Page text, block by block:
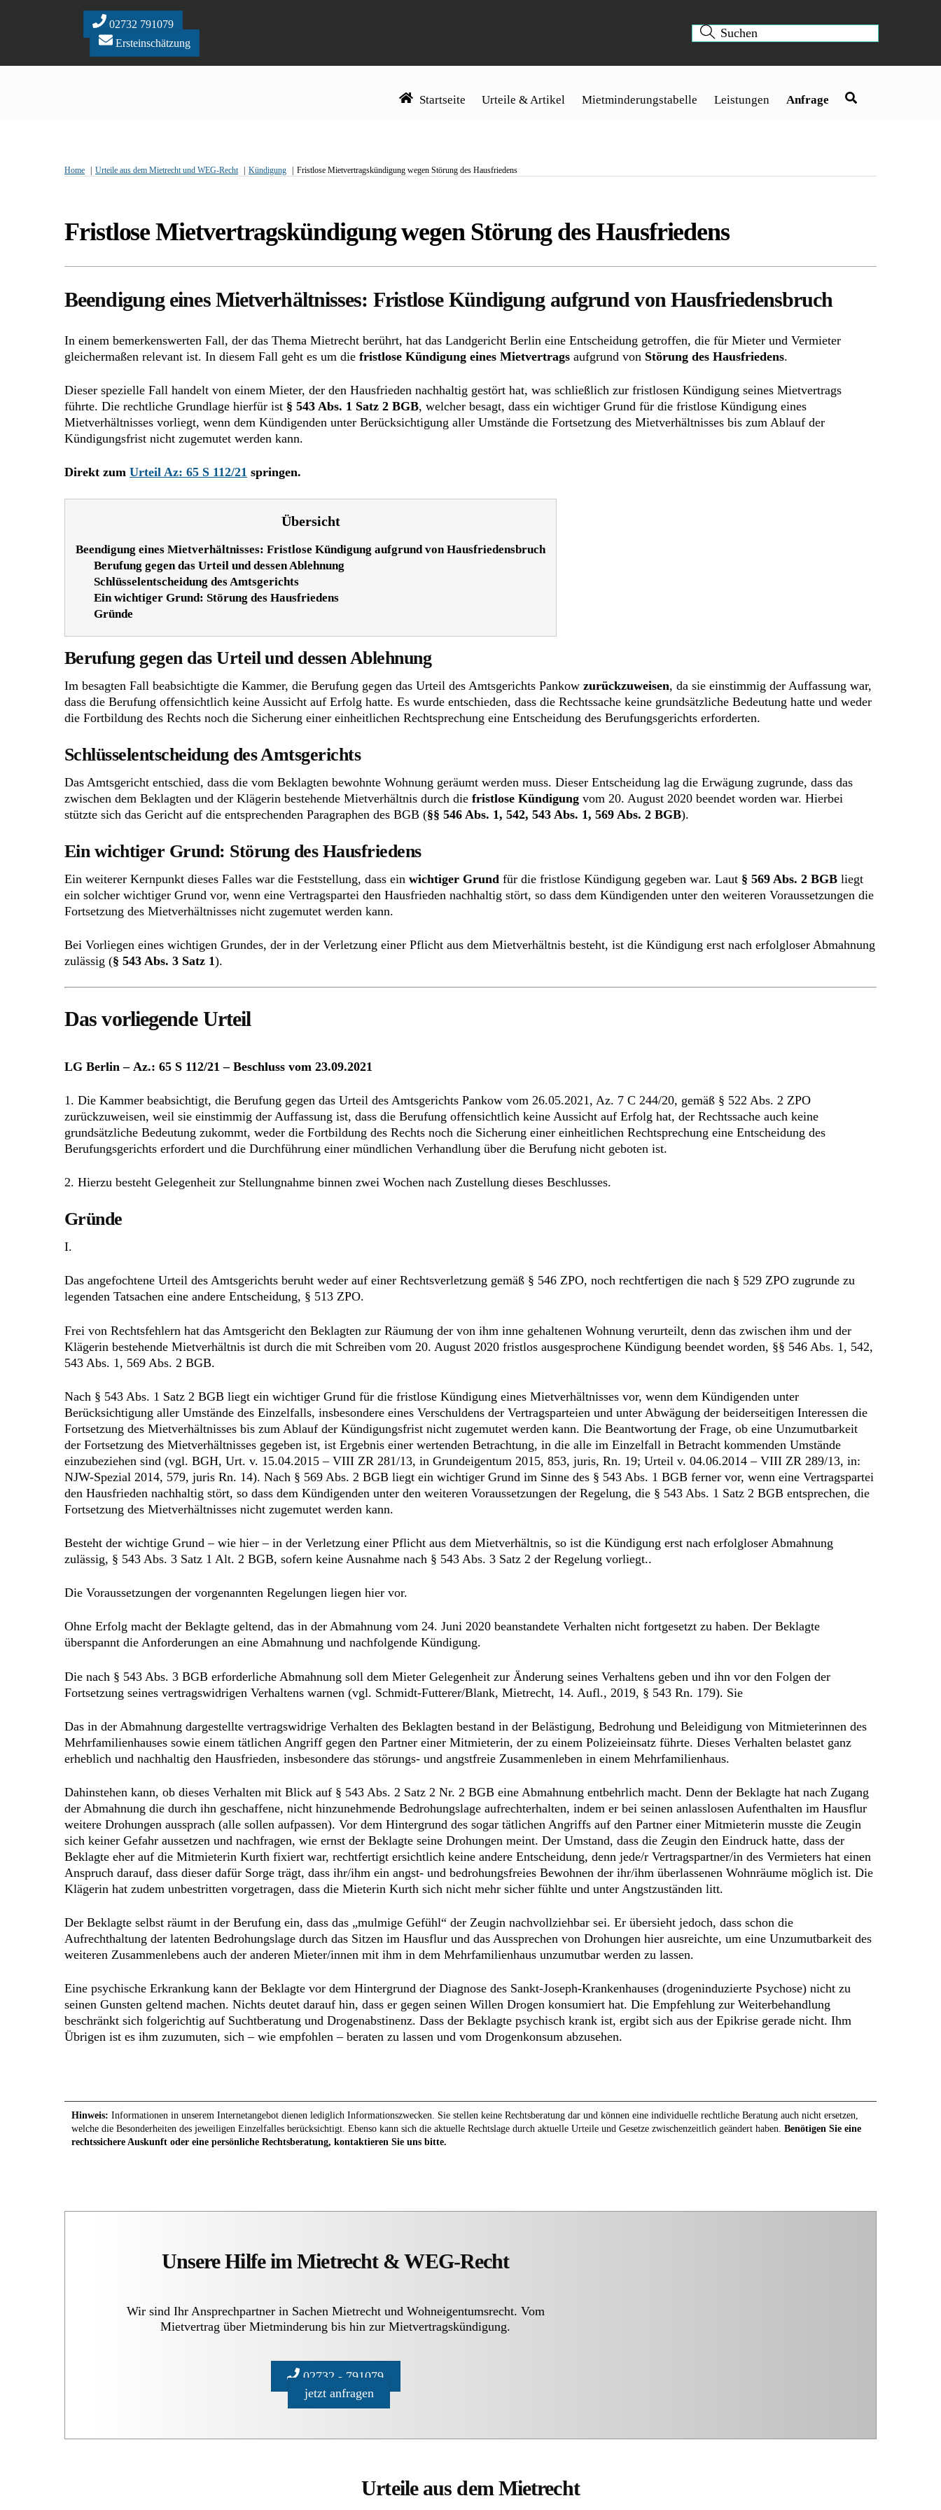
02732 791079
Ersteinschätzung
Startseite Urteile & Artikel Mietminderungstabelle Leistungen Anfrage
Home Urteile aus dem Mietrecht und WEG-Recht Kündigung Fristlose Mietvertragskündigung wegen Störung des Hausfriedens
Fristlose Mietvertragskündigung wegen Störung des Hausfriedens
Beendigung eines Mietverhältnisses: Fristlose Kündigung aufgrund von Hausfriedensbruch
In einem bemerkenswerten Fall, der das Thema Mietrecht berührt, hat das Landgericht Berlin eine Entscheidung getroffen, die für Mieter und Vermieter
gleichermaßen relevant ist. In diesem Fall geht es um die fristlose Kündigung eines Mietvertrags aufgrund von Störung des Hausfriedens.
Dieser spezielle Fall handelt von einem Mieter, der den Hausfrieden nachhaltig gestört hat, was schließlich zur fristlosen Kündigung seines Mietvertrags
führte. Die rechtliche Grundlage hierfür ist § 543 Abs. 1 Satz 2 BGB, welcher besagt, dass ein wichtiger Grund für die fristlose Kündigung eines
Mietverhältnisses vorliegt, wenn dem Kündigenden unter Berücksichtigung aller Umstände die Fortsetzung des Mietverhältnisses bis zum Ablauf der
Kündigungsfrist nicht zugemutet werden kann.
Direkt zum Urteil Az: 65 S 112/21 springen.
Übersicht
Beendigung eines Mietverhältnisses: Fristlose Kündigung aufgrund von Hausfriedensbruch
Berufung gegen das Urteil und dessen Ablehnung
Schlüsselentscheidung des Amtsgerichts
Ein wichtiger Grund: Störung des Hausfriedens
Gründe
Berufung gegen das Urteil und dessen Ablehnung
Im besagten Fall beabsichtigte die Kammer, die Berufung gegen das Urteil des Amtsgerichts Pankow zurückzuweisen, da sie einstimmig der Auffassung war,
dass die Berufung offensichtlich keine Aussicht auf Erfolg hatte. Es wurde entschieden, dass die Rechtssache keine grundsätzliche Bedeutung hatte und weder
die Fortbildung des Rechts noch die Sicherung einer einheitlichen Rechtsprechung eine Entscheidung des Berufungsgerichts erforderten.
Schlüsselentscheidung des Amtsgerichts
Das Amtsgericht entschied, dass die vom Beklagten bewohnte Wohnung geräumt werden muss. Dieser Entscheidung lag die Erwägung zugrunde, dass das
zwischen dem Beklagten und der Klägerin bestehende Mietverhältnis durch die fristlose Kündigung vom 20. August 2020 beendet worden war. Hierbei
stützte sich das Gericht auf die entsprechenden Paragraphen des BGB (§§ 546 Abs. 1, 542, 543 Abs. 1, 569 Abs. 2 BGB).
Ein wichtiger Grund: Störung des Hausfriedens
Ein weiterer Kernpunkt dieses Falles war die Feststellung, dass ein wichtiger Grund für die fristlose Kündigung gegeben war. Laut § 569 Abs. 2 BGB liegt
ein solcher wichtiger Grund vor, wenn eine Vertragspartei den Hausfrieden nachhaltig stört, so dass dem Kündigenden unter den weiteren Voraussetzungen die
Fortsetzung des Mietverhältnisses nicht zugemutet werden kann.
Bei Vorliegen eines wichtigen Grundes, der in der Verletzung einer Pflicht aus dem Mietverhältnis besteht, ist die Kündigung erst nach erfolgloser Abmahnung
zulässig (§ 543 Abs. 3 Satz 1).
Das vorliegende Urteil
LG Berlin – Az.: 65 S 112/21 – Beschluss vom 23.09.2021
1. Die Kammer beabsichtigt, die Berufung gegen das Urteil des Amtsgerichts Pankow vom 26.05.2021, Az. 7 C 244/20, gemäß § 522 Abs. 2 ZPO
zurückzuweisen, weil sie einstimmig der Auffassung ist, dass die Berufung offensichtlich keine Aussicht auf Erfolg hat, der Rechtssache auch keine
grundsätzliche Bedeutung zukommt, weder die Fortbildung des Rechts noch die Sicherung einer einheitlichen Rechtsprechung eine Entscheidung des
Berufungsgerichts erfordert und die Durchführung einer mündlichen Verhandlung über die Berufung nicht geboten ist.
2. Hierzu besteht Gelegenheit zur Stellungnahme binnen zwei Wochen nach Zustellung dieses Beschlusses.
Gründe
I.
Das angefochtene Urteil des Amtsgerichts beruht weder auf einer Rechtsverletzung gemäß § 546 ZPO, noch rechtfertigen die nach § 529 ZPO zugrunde zu
legenden Tatsachen eine andere Entscheidung, § 513 ZPO.
Frei von Rechtsfehlern hat das Amtsgericht den Beklagten zur Räumung der von ihm inne gehaltenen Wohnung verurteilt, denn das zwischen ihm und der
Klägerin bestehende Mietverhältnis ist durch die mit Schreiben vom 20. August 2020 fristlos ausgesprochene Kündigung beendet worden, §§ 546 Abs. 1, 542,
543 Abs. 1, 569 Abs. 2 BGB.
Nach § 543 Abs. 1 Satz 2 BGB liegt ein wichtiger Grund für die fristlose Kündigung eines Mietverhältnisses vor, wenn dem Kündigenden unter
Berücksichtigung aller Umstände des Einzelfalls, insbesondere eines Verschuldens der Vertragsparteien und unter Abwägung der beiderseitigen Interessen die
Fortsetzung des Mietverhältnisses bis zum Ablauf der Kündigungsfrist nicht zugemutet werden kann. Die Beantwortung der Frage, ob eine Unzumutbarkeit
der Fortsetzung des Mietverhältnisses gegeben ist, ist Ergebnis einer wertenden Betrachtung, in die alle im Einzelfall in Betracht kommenden Umstände
einzubeziehen sind (vgl. BGH, Urt. v. 15.04.2015 – VIII ZR 281/13, in Grundeigentum 2015, 853, juris, Rn. 19; Urteil v. 04.06.2014 – VIII ZR 289/13, in:
NJW-Spezial 2014, 579, juris Rn. 14). Nach § 569 Abs. 2 BGB liegt ein wichtiger Grund im Sinne des § 543 Abs. 1 BGB ferner vor, wenn eine Vertragspartei
den Hausfrieden nachhaltig stört, so dass dem Kündigenden unter den weiteren Voraussetzungen der Regelung, die § 543 Abs. 1 Satz 2 BGB entsprechen, die
Fortsetzung des Mietverhältnisses nicht zugemutet werden kann.
Besteht der wichtige Grund – wie hier – in der Verletzung einer Pflicht aus dem Mietverhältnis, so ist die Kündigung erst nach erfolgloser Abmahnung
zulässig, § 543 Abs. 3 Satz 1 Alt. 2 BGB, sofern keine Ausnahme nach § 543 Abs. 3 Satz 2 der Regelung vorliegt..
Die Voraussetzungen der vorgenannten Regelungen liegen hier vor.
Ohne Erfolg macht der Beklagte geltend, das in der Abmahnung vom 24. Juni 2020 beanstandete Verhalten nicht fortgesetzt zu haben. Der Beklagte
überspannt die Anforderungen an eine Abmahnung und nachfolgende Kündigung.
Die nach § 543 Abs. 3 BGB erforderliche Abmahnung soll dem Mieter Gelegenheit zur Änderung seines Verhaltens geben und ihn vor den Folgen der
Fortsetzung seines vertragswidrigen Verhaltens warnen (vgl. Schmidt-Futterer/Blank, Mietrecht, 14. Aufl., 2019, § 543 Rn. 179). Sie
Das in der Abmahnung dargestellte vertragswidrige Verhalten des Beklagten bestand in der Belästigung, Bedrohung und Beleidigung von Mitmieterinnen des
Mehrfamilienhauses sowie einem tätlichen Angriff gegen den Partner einer Mitmieterin, der zu einem Polizeieinsatz führte. Dieses Verhalten belastet ganz
erheblich und nachhaltig den Hausfrieden, insbesondere das störungs- und angstfreie Zusammenleben in einem Mehrfamilienhaus.
Dahinstehen kann, ob dieses Verhalten mit Blick auf § 543 Abs. 2 Satz 2 Nr. 2 BGB eine Abmahnung entbehrlich macht. Denn der Beklagte hat nach Zugang
der Abmahnung die durch ihn geschaffene, nicht hinzunehmende Bedrohungslage aufrechterhalten, indem er bei seinen anlasslosen Aufenthalten im Hausflur
weitere Drohungen aussprach (alle sollen aufpassen). Vor dem Hintergrund des sogar tätlichen Angriffs auf den Partner einer Mitmieterin musste die Zeugin
sich keiner Gefahr aussetzen und nachfragen, wie ernst der Beklagte seine Drohungen meint. Der Umstand, dass die Zeugin den Eindruck hatte, dass der
Beklagte eher auf die Mitmieterin Kurth fixiert war, rechtfertigt ersichtlich keine andere Entscheidung, denn jede/r Vertragspartner/in des Vermieters hat einen
Anspruch darauf, dass dieser dafür Sorge trägt, dass ihr/ihm ein angst- und bedrohungsfreies Bewohnen der ihr/ihm überlassenen Wohnräume möglich ist. Die
Klägerin hat zudem unbestritten vorgetragen, dass die Mieterin Kurth sich nicht mehr sicher fühlte und unter Angstzuständen litt.
Der Beklagte selbst räumt in der Berufung ein, dass das „mulmige Gefühl“ der Zeugin nachvollziehbar sei. Er übersieht jedoch, dass schon die
Aufrechthaltung der latenten Bedrohungslage durch das Sitzen im Hausflur und das Aussprechen von Drohungen hier ausreichte, um eine Unzumutbarkeit des
weiteren Zusammenlebens auch der anderen Mieter/innen mit ihm in dem Mehrfamilienhaus unzumutbar werden zu lassen.
Eine psychische Erkrankung kann der Beklagte vor dem Hintergrund der Diagnose des Sankt-Joseph-Krankenhauses (drogeninduzierte Psychose) nicht zu
seinen Gunsten geltend machen. Nichts deutet darauf hin, dass er gegen seinen Willen Drogen konsumiert hat. Die Empfehlung zur Weiterbehandlung
beschränkt sich folgerichtig auf Suchtberatung und Drogenabstinenz. Dass der Beklagte psychisch krank ist, ergibt sich aus der Epikrise gerade nicht. Ihm
Übrigen ist es ihm zuzumuten, sich – wie empfohlen – beraten zu lassen und vom Drogenkonsum abzusehen.
Hinweis: Informationen in unserem Internetangebot dienen lediglich Informationszwecken. Sie stellen keine Rechtsberatung dar und können eine individuelle rechtliche Beratung auch nicht ersetzen,
welche die Besonderheiten des jeweiligen Einzelfalles berücksichtigt. Ebenso kann sich die aktuelle Rechtslage durch aktuelle Urteile und Gesetze zwischenzeitlich geändert haben. Benötigen Sie eine
rechtssichere Auskunft oder eine persönliche Rechtsberatung, kontaktieren Sie uns bitte.
Unsere Hilfe im Mietrecht & WEG-Recht
Wir sind Ihr Ansprechpartner in Sachen Mietrecht und Wohneigentumsrecht. Vom
Mietvertrag über Mietminderung bis hin zur Mietvertragskündigung.
02732 - 791079
jetzt anfragen
Urteile aus dem Mietrecht